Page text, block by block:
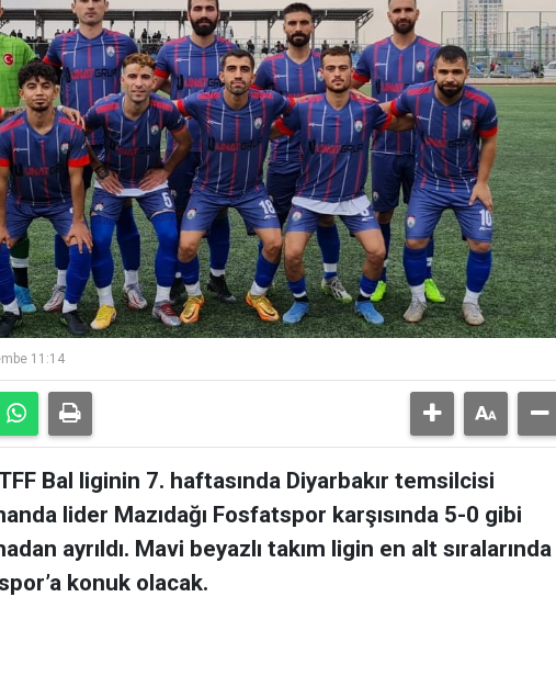
11:14
Bal liginin 7. haftasında Diyarbakır temsilcisi
lider Mazıdağı Fosfatspor karşısında 5-0 gibi
ayrıldı. Mavi beyazlı takım ligin en alt sıralarında
konuk olacak.